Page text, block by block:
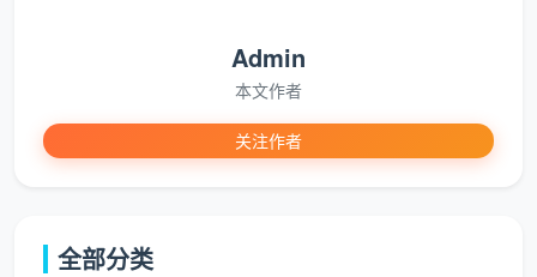
Admin
本文作者
关注作者
全部分类